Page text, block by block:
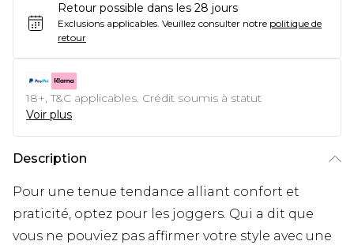
Retour possible dans les 28 jours
Exclusions applicables. Veuillez consulter notre politique de
retour
18+, T&C applicables. Crédit soumis à statut
Voir plus
Description
Pour une tenue tendance alliant confort et
praticité, optez pour les joggers. Qui a dit que
vous ne pouviez pas affirmer votre style avec une